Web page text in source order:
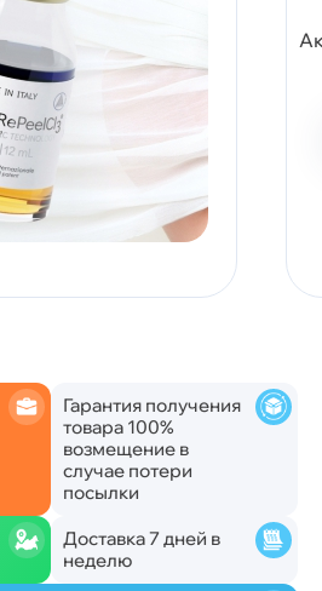
Гарантия получения
товара 100%
возмещение в
случае потери
посылки
Доставка 7 дней в
неделю